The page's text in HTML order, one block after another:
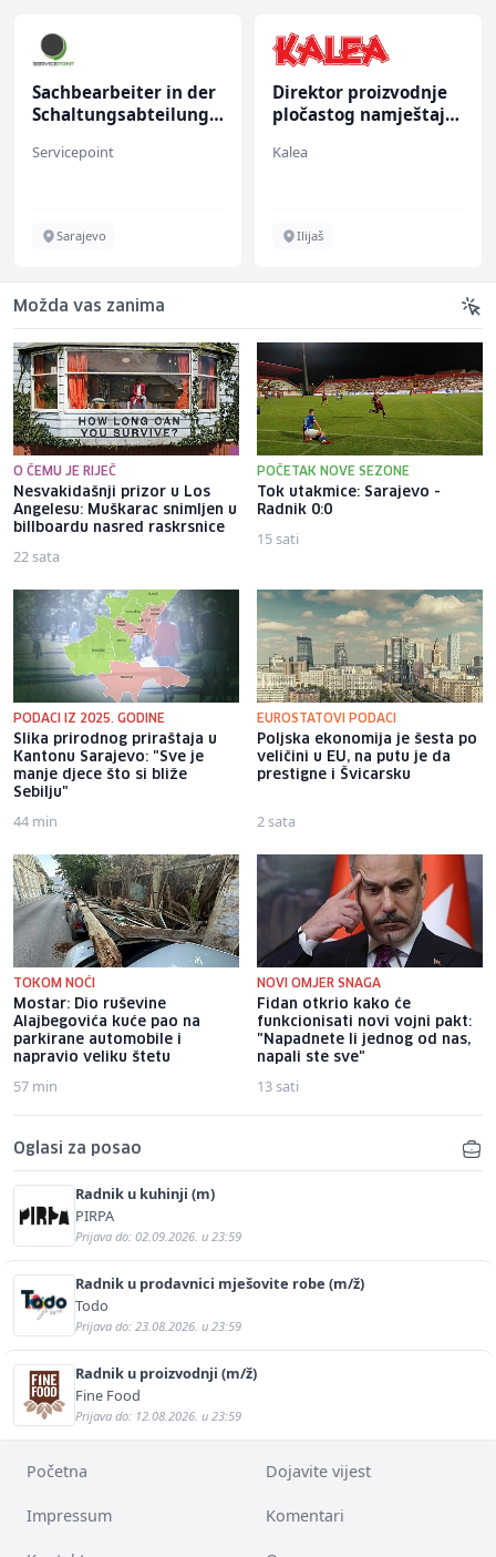
Sachbearbeiter in der
Schaltungsabteilung
Servicepoint
Sarajevo
Direktor proizvodnje
pločastog namještaja
Kalea
Ilijaš
Možda vas zanima
O ČEMU JE RIJEČ
Nesvakidašnji prizor u Los
Angelesu: Muškarac snimljen u
billboardu nasred raskrsnice
22 sata
POČETAK NOVE SEZONE
Tok utakmice: Sarajevo -
Radnik 0:0
15 sati
PODACI IZ 2025. GODINE
Slika prirodnog priraštaja u
Kantonu Sarajevo: "Sve je
manje djece što si bliže
Sebilju"
44 min
EUROSTATOVI PODACI
Poljska ekonomija je šesta po
veličini u EU, na putu je da
prestigne i Švicarsku
2 sata
TOKOM NOĆI
Mostar: Dio ruševine
Alajbegovića kuće pao na
parkirane automobile i
napravio veliku štetu
57 min
NOVI OMJER SNAGA
Fidan otkrio kako će
funkcionisati novi vojni pakt:
"Napadnete li jednog od nas,
napali ste sve"
13 sati
Oglasi za posao
Radnik u kuhinji (m)
PIRPA
Prijava do: 02.09.2026. u 23:59
Radnik u prodavnici mješovite robe (m/ž)
Todo
Prijava do: 23.08.2026. u 23:59
Radnik u proizvodnji (m/ž)
Fine Food
Prijava do: 12.08.2026. u 23:59
Početna Dojavite vijest
Impressum Komentari